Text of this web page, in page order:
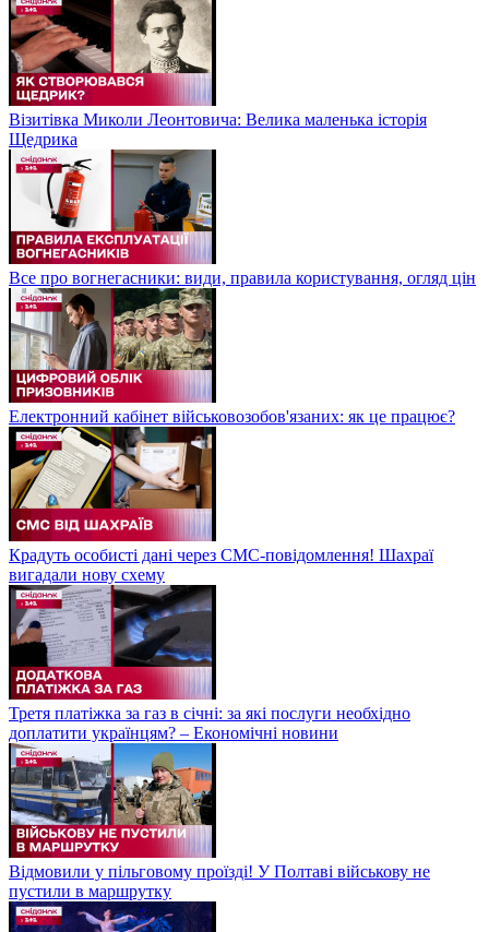
Візитівка Миколи Леонтовича: Велика маленька історія
Щедрика
Все про вогнегасники: види, правила користування, огляд цін
Електронний кабінет військовозобов'язаних: як це працює?
Крадуть особисті дані через СМС-повідомлення! Шахраї
вигадали нову схему
Третя платіжка за газ в січні: за які послуги необхідно
доплатити українцям? – Економічні новини
Відмовили у пільговому проїзді! У Полтаві військову не
пустили в маршрутку